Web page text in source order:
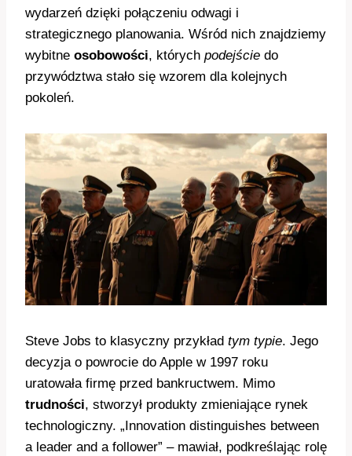
wydarzeń dzięki połączeniu odwagi i
strategicznego planowania. Wśród nich znajdziemy
wybitne osobowości, których podejście do
przywództwa stało się wzorem dla kolejnych
pokoleń.
Steve Jobs to klasyczny przykład tym typie. Jego
decyzja o powrocie do Apple w 1997 roku
uratowała firmę przed bankructwem. Mimo
trudności, stworzył produkty zmieniające rynek
technologiczny. „Innovation distinguishes between
a leader and a follower” – mawiał, podkreślając rolę